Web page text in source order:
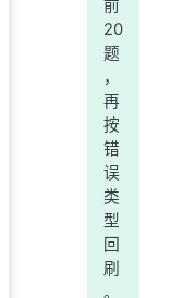
前
20
题
，
再
按
错
误
类
型
回
刷
。